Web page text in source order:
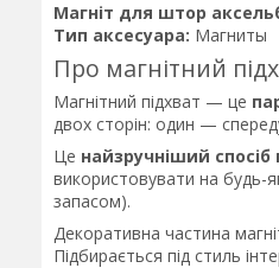
Магніт для штор
Тип аксесуара: Магниты
Про магнітний
Магнітний підхват — це
двох сторін: один —
Це найзручніший
використовувати на будь-
запасом).
Декоративна частина
Підбирається під стиль